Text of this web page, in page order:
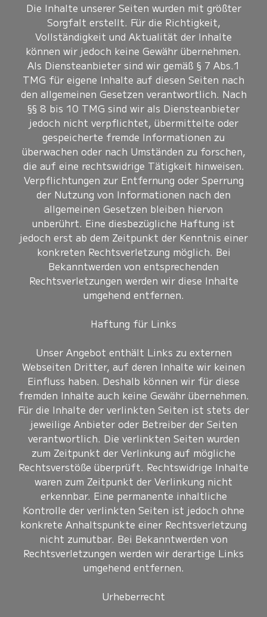
Die Inhalte unserer Seiten wurden mit größter
Sorgfalt erstellt. Für die Richtigkeit,
Vollständigkeit und Aktualität der Inhalte
können wir jedoch keine Gewähr übernehmen.
Als Diensteanbieter sind wir gemäß § 7 Abs.1
TMG für eigene Inhalte auf diesen Seiten nach
den allgemeinen Gesetzen verantwortlich. Nach
§§ 8 bis 10 TMG sind wir als Diensteanbieter
jedoch nicht verpflichtet, übermittelte oder
gespeicherte fremde Informationen zu
überwachen oder nach Umständen zu forschen,
die auf eine rechtswidrige Tätigkeit hinweisen.
Verpflichtungen zur Entfernung oder Sperrung
der Nutzung von Informationen nach den
allgemeinen Gesetzen bleiben hiervon
unberührt. Eine diesbezügliche Haftung ist
jedoch erst ab dem Zeitpunkt der Kenntnis einer
konkreten Rechtsverletzung möglich. Bei
Bekanntwerden von entsprechenden
Rechtsverletzungen werden wir diese Inhalte
umgehend entfernen.
Haftung für Links
Unser Angebot enthält Links zu externen
Webseiten Dritter, auf deren Inhalte wir keinen
Einfluss haben. Deshalb können wir für diese
fremden Inhalte auch keine Gewähr übernehmen.
Für die Inhalte der verlinkten Seiten ist stets der
jeweilige Anbieter oder Betreiber der Seiten
verantwortlich. Die verlinkten Seiten wurden
zum Zeitpunkt der Verlinkung auf mögliche
Rechtsverstöße überprüft. Rechtswidrige Inhalte
waren zum Zeitpunkt der Verlinkung nicht
erkennbar. Eine permanente inhaltliche
Kontrolle der verlinkten Seiten ist jedoch ohne
konkrete Anhaltspunkte einer Rechtsverletzung
nicht zumutbar. Bei Bekanntwerden von
Rechtsverletzungen werden wir derartige Links
umgehend entfernen.
Urheberrecht